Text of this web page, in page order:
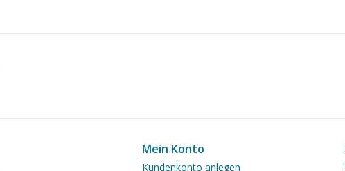
Mein Konto
Kundenkonto anlegen